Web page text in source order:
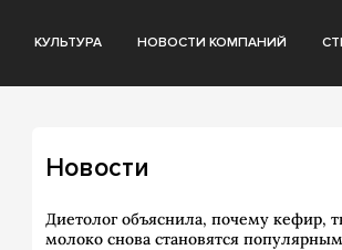
КУЛЬТУРА НОВОСТИ КОМПАНИЙ
Новости
Диетолог объяснила, почему кефир,
молоко снова становятся